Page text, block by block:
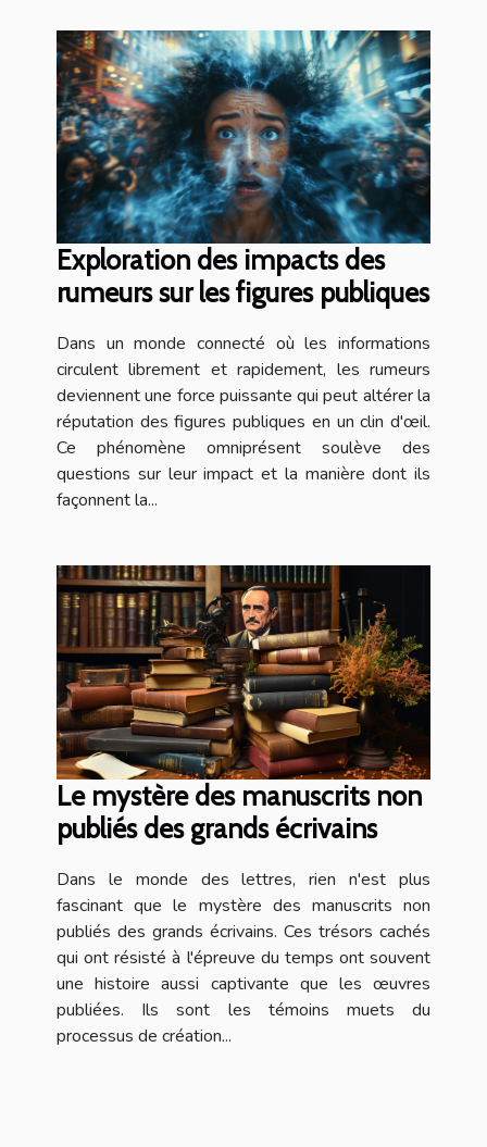
Exploration des impacts des
rumeurs sur les figures publiques
Dans un monde connecté où les informations
circulent librement et rapidement, les rumeurs
deviennent une force puissante qui peut altérer la
réputation des figures publiques en un clin d'œil.
Ce phénomène omniprésent soulève des
questions sur leur impact et la manière dont ils
façonnent la...
Le mystère des manuscrits non
publiés des grands écrivains
Dans le monde des lettres, rien n'est plus
fascinant que le mystère des manuscrits non
publiés des grands écrivains. Ces trésors cachés
qui ont résisté à l'épreuve du temps ont souvent
une histoire aussi captivante que les œuvres
publiées. Ils sont les témoins muets du
processus de création...